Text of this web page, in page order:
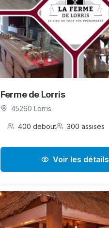
Ferme de Lorris
45260 Lorris
400 debout 300 assises
Voir les détails